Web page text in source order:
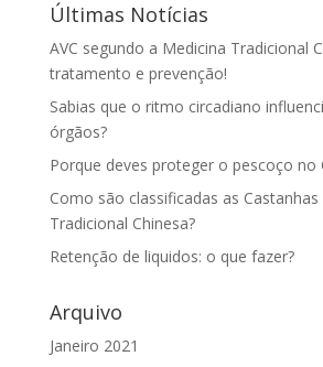
Últimas Notícias
AVC segundo a Medicina Tradicional
tratamento e prevenção!
Sabias que o ritmo circadiano
órgãos?
Porque deves proteger o pescoço no
Como são classificadas as
Tradicional Chinesa?
Retenção de liquidos: o que fazer?
Arquivo
Janeiro 2021